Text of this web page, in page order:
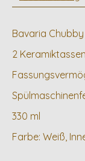
Bavaria Chubby
2
330 ml
Farbe: Weiß,